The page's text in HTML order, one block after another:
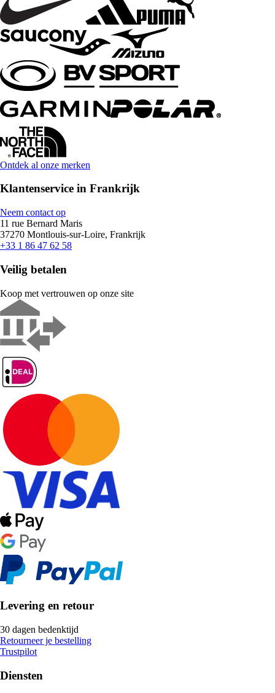
Ontdek al onze merken
Klantenservice in Frankrijk
Neem contact op
11 rue Bernard Maris
37270 Montlouis-sur-Loire, Frankrijk
+33 1 86 47 62 58
Veilig betalen
Koop met vertrouwen op onze site
Levering en retour
30 dagen bedenktijd
Retourneer je bestelling
Trustpilot
Diensten